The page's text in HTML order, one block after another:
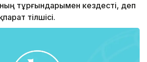
тұрғындарымен кездесті, деп
тілшісі.